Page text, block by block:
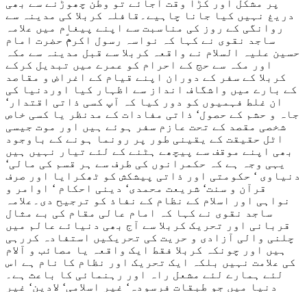
پر مشکل اور کڑا وقت آجائے تو وطن چھوڑنے سے بھی
دریغ نہیں کیا جانا چاہیے۔قافلہ کربلا کی مدینہ سے
روانگی کے روز کی مناسبت سے اپنے پیغام میں علامہ
ساجد نقوی نے کہا کہ نواسہ رسول اکرمؐ حضرت امام
حسین علیہ السلام نے واقعہ کربلا سے قبل مدینہ سے مکہ
اور مکہ سے حج کے احرام کو عمرے میں تبدیل کرکے
کربلا کے سفر کے دوران اپنے قیام کے اغراض و مقاصد
کے بارے میں واشگاف انداز سے اظہار کیا اوردنیا کی
ان غلط فہمیوں کو دور کیا کہ آپ کسی ذاتی اقتدار‘
جاہ و حشم کے حصول‘ ذاتی مفادات کے مدنظر یا کسی خاص
شخصی مقصد کے تحت عازم سفر ہوئے ہیں اور موت جیسی
اٹل حقیقت کے یقینی طور پر رونما ہونے کے باوجود
بھی اپنے موقف سے پیچھے ہٹنے کے لئے تیار نہیں ہیں
یہی وجہ ہے کہ حکمرانوں کی طرف سے ہر قسم کی مالی‘
دنیاوی ‘ حکومتی اور ذاتی پیشکش کو ٹھکرایا اور صرف
قرآن و سنت‘ شریعت محمدی‘ دینی احکام ‘ اوامر و
نواہی اور اسلام کے نظام کے نفاذ کو ترجیح دی۔علامہ
ساجد نقوی نے کہا کہ امام عالی مقام کی بے مثال
قربانی اور تحریک کربلا سے آج بھی دنیائے عالم میں
چلنی والی آزادی و حریت کی تحریکیں استفادہ کررہی
ہیں اور چونکہ کربلا فقط ایک واقعہ یا مصائب و آلام
کی علامت نہیں بلکہ ایک تحریک اور نظام کا نام ہے اس
لئے ہمارے لئے مشعل راہ اور رہنمائی کا باعث ہے۔
دنیا میں جو طبقات فرسودہ‘ غیر اسلامی‘ لادین‘ غیر